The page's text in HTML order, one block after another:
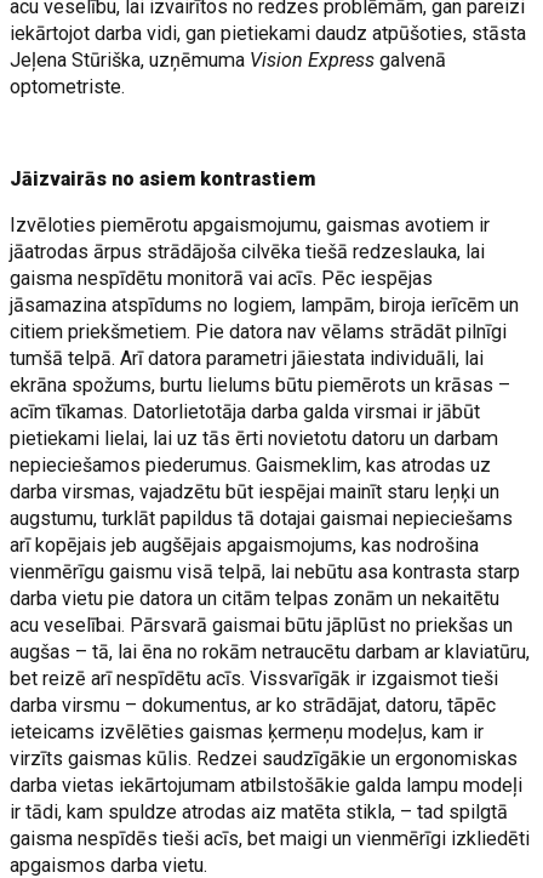
acu veselību, lai izvairītos no redzes problēmām, gan pareizi
iekārtojot darba vidi, gan pietiekami daudz atpūšoties, stāsta
Jeļena Stūriška, uzņēmuma Vision Expressgalvenā
optometriste.
Jāizvairās no asiem kontrastiem
Izvēloties piemērotu apgaismojumu, gaismas avotiem ir
jāatrodas ārpus strādājoša cilvēka tiešā redzeslauka, lai
gaisma nespīdētu monitorā vai acīs. Pēc iespējas
jāsamazina atspīdums no logiem, lampām, biroja ierīcēm un
citiem priekšmetiem. Pie datora nav vēlams strādāt pilnīgi
tumšā telpā. Arī datora parametri jāiestata individuāli, lai
ekrāna spožums, burtu lielums būtu piemērots un krāsas –
acīm tīkamas. Datorlietotāja darba galda virsmai ir jābūt
pietiekami lielai, lai uz tās ērti novietotu datoru un darbam
nepieciešamos piederumus. Gaismeklim, kas atrodas uz
darba virsmas, vajadzētu būt iespējai mainīt staru leņķi un
augstumu, turklāt papildus tā dotajai gaismai nepieciešams
arī kopējais jeb augšējais apgaismojums, kas nodrošina
vienmērīgu gaismu visā telpā, lai nebūtu asa kontrasta starp
darba vietu pie datora un citām telpas zonām un nekaitētu
acu veselībai. Pārsvarā gaismai būtu jāplūst no priekšas un
augšas – tā, lai ēna no rokām netraucētu darbam ar klaviatūru,
bet reizē arī nespīdētu acīs. Vissvarīgāk ir izgaismot tieši
darba virsmu – dokumentus, ar ko strādājat, datoru, tāpēc
ieteicams izvēlēties gaismas ķermeņu modeļus, kam ir
virzīts gaismas kūlis. Redzei saudzīgākie un ergonomiskas
darba vietas iekārtojumam atbilstošākie galda lampu modeļi
ir tādi, kam spuldze atrodas aiz matēta stikla, – tad spilgtā
gaisma nespīdēs tieši acīs, bet maigi un vienmērīgi izkliedēti
apgaismos darba vietu.